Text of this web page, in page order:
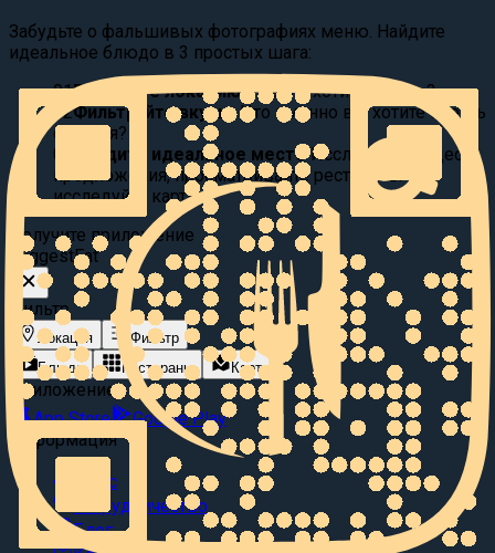
Забудьте о фальшивых фотографиях меню. Найдите
идеальное блюдо в 3 простых шага:
01Выберите локацию:
Где вы хотите поесть?
02Фильтруйте вкусы: Что именно вы хотите съесть
сегодня?
03
Найдите идеальное место Исследуйте видео
предложения, просматривайте рестораны или
исследуйте карту.
Получите приложение
SuggestEat
Фильтр
Локация
Фильтр
Блюда
Рестораны Карта
Приложение
App Store
Google Play
Информация
О нас
Сотрудничество
Блог